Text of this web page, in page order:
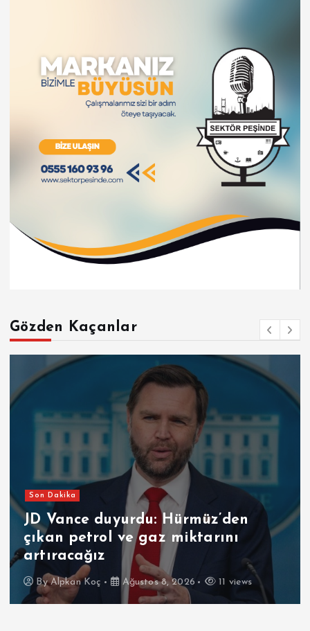
Gözden Kaçanlar
Son Dakika
JD Vance duyurdu: Hürmüz’den
çıkan petrol ve gaz miktarını
artıracağız
ByAlpkan Koç Ağustos 8, 2026 11 views